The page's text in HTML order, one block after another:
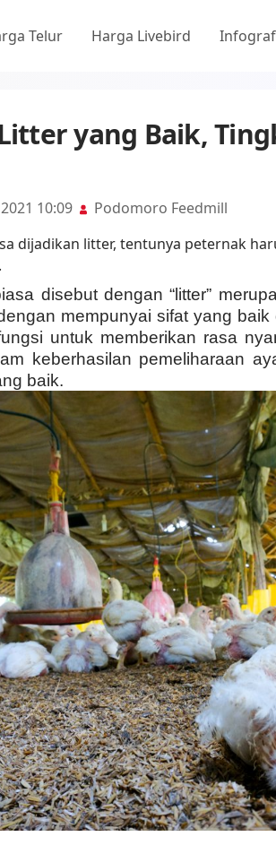
Telur Harga Livebird
yang Baik,
10:09 Podomoro Feedmill
disebut dengan “litter”
mempunyai sifat yang
untuk memberikan rasa
keberhasilan pemeliharaan
baik.